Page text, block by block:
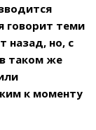
говорит теми
назад, но, с
таком же
к моменту